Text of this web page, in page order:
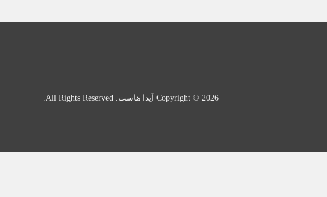
Copyright © 2026 آیدا هاست. All Rights Reserved.